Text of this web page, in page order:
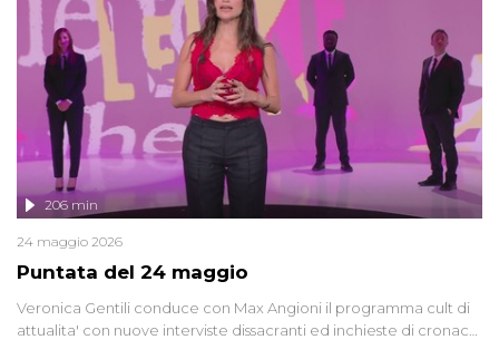
controversi e i protagonisti di un'indagine che sembra non avere
fine.
Puntata del 24 maggio
206 min
24 maggio 2026
Veronica Gentili conduce con Max Angioni il programma cult di
attualita' con nuove interviste dissacranti ed inchieste di cronaca